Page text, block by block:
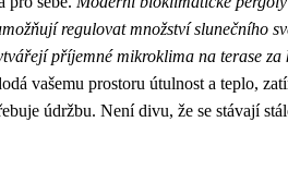
regulovat množství slunečního
příjemné mikroklima na terase za
vašemu prostoru útulnost a teplo,
údržbu. Není divu, že se stávají